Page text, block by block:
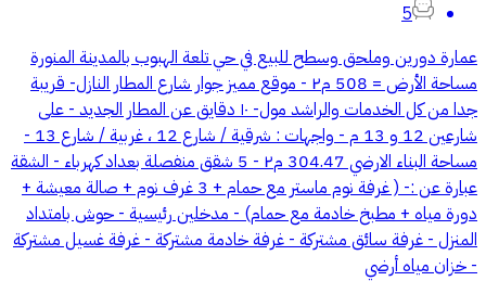
5
عمارة دورين وملحق وسطح للبيع في حي تلعة الهبوب بالمدينة المنورة
مساحة الأرض = 508 م٢ - موقع مميز جوار شارع المطار النازل- قريبة
جدا من كل الخدمات والراشد مول- ١٠ دقايق عن المطار الجديد - على
شارعين 12 و 13 م - واجهات : شرقية / شارع 12 ، غربية / شارع 13 -
مساحة البناء الارضي 304.47 م٢ - 5 شقق منفصلة بعداد كهرباء - الشقة
عبارة عن :- ( غرفة نوم ماستر مع حمام + 3 غرف نوم + صالة معيشة +
دورة مياه + مطبخ خادمة مع حمام) - مدخلين رئيسية - حوش بامتداد
المنزل - غرفة سائق مشتركة - غرفة خادمة مشتركة - غرفة غسيل مشتركة
- خزان مياه أرضي